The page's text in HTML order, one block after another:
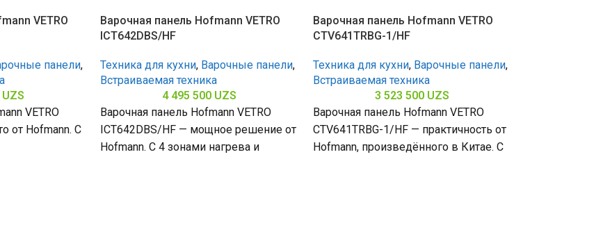
VETRO
панели,
UZS
VETRO
от Hofmann. С
Варочная панель Hofmann VETRO
ICT642DBS/HF
Техника для кухни, Варочные панели,
Встраиваемая техника
4 495 500 UZS
Варочная панель Hofmann VETRO
ICT642DBS/HF — мощное решение от
Hofmann. С 4 зонами нагрева и
Варочная панель Hofmann VETRO
CTV641TRBG-1/HF
Техника для кухни, Варочные панели,
Встраиваемая техника
3 523 500 UZS
Варочная панель Hofmann VETRO
CTV641TRBG-1/HF — практичность от
Hofmann, произведённого в Китае. С